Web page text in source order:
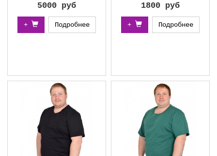
5000 руб
+ Подробнее
1800 руб
+ Подробнее